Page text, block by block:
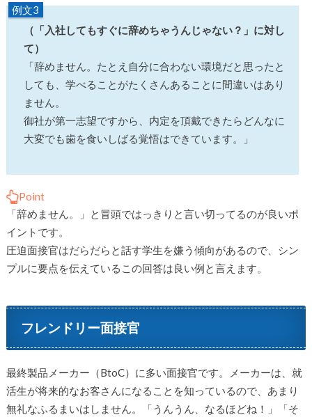
例文3
（「入社してもすぐに辞めちゃうんじゃない？」に対し
て）
「辞めません。たとえ自分に合わない環境だと思ったと
しても、学べることがたくさんあることに間違いはあり
ません。
御社が第一志望ですから、内定を頂戴できたらどんなに
大変でも歯を食いしばる覚悟はできています。」
Point
「辞めません。」と冒頭ではっきりと言い切ってるのが良いポ
イントです。
圧迫面接官はだらだらと話す学生を嫌う傾向があるので、シン
プルに要点を伝えているこの回答は良い例と言えます。
フレンドリー面接官
最終製品メーカー（BtoC）に多い面接官です。メーカーは、就
活生が将来的なお客さんになることを知っているので、あまり
無礼なふるまいはしません。「うんうん、なるほどね！」「そ